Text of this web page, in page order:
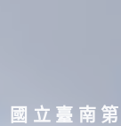
主國立臺南